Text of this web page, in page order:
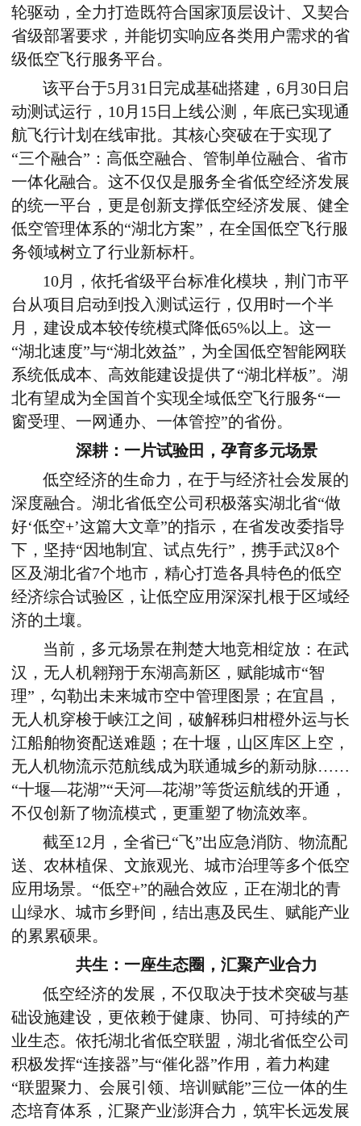
轮驱动，全力打造既符合国家顶层设计、又契合
省级部署要求，并能切实响应各类用户需求的省
级低空飞行服务平台。
该平台于5月 31 日完成基础搭建，6月 30日启
动测试运行， 10月 15日上线公测，年底已实现通
航飞行计划在线审批。其核心突破在于实现了
“三个融合”：高低空融合、管制单位融合、省市
一体化融合。这不仅仅是服务全省低空经济发展
的统一平台，更是创新支撑低空经济发展、健全
低空管理体系的“湖北方案”，在全国低空飞行服
务领域树立了行业新标杆。
10月，依托省级平台标准化模块，荆门市平
台从项目启动到投入测试运行，仅用时一个半
月，建设成本较传统模式降低65%以上。这一
“湖北速度”与“湖北效益”，为全国低空智能网联
系统低成本、高效能建设提供了“湖北样板”。湖
北有望成为全国首个实现全域低空飞行服务“一
窗受理、一网通办、一体管控”的省份。
深耕：一片试验田，孕育多元场景
低空经济的生命力，在于与经济社会发展的
深度融合。湖北省低空公司积极落实湖北省“做
好‘低空+’这篇大文章”的指示，在省发改委指导
下，坚持“因地制宜、试点先行”，携手武汉8个
区及湖北省7个地市，精心打造各具特色的低空
经济综合试验区，让低空应用深深扎根于区域经
济的土壤。
当前，多元场景在荆楚大地竞相绽放：在武
汉，无人机翱翔于东湖高新区，赋能城市“智
理”，勾勒出未来城市空中管理图景；在宜昌，
无人机穿梭于峡江之间，破解秭归柑橙外运与长
江船舶物资配送难题；在十堰，山区库区上空，
无人机物流示范航线成为联通城乡的新动脉……
“十堰—花湖”“天河—花湖”等货运航线的开通，
不仅创新了物流模式，更重塑了物流效率。
截至12 月，全省已“飞”出应急消防、物流配
送、农林植保、文旅观光、城市治理等多个低空
应用场景。“低空+”的融合效应，正在湖北的青
山绿水、城市乡野间，结出惠及民生、赋能产业
的累累硕果。
共生：一座生态圈，汇聚产业合力
低空经济的发展，不仅取决于技术突破与基
础设施建设，更依赖于健康、协同、可持续的产
业生态。依托湖北省低空联盟，湖北省低空公司
积极发挥“连接器”与“催化器”作用，着力构建
“联盟聚力、会展引领、培训赋能”三位一体的生
态培育体系，汇聚产业澎湃合力，筑牢长远发展